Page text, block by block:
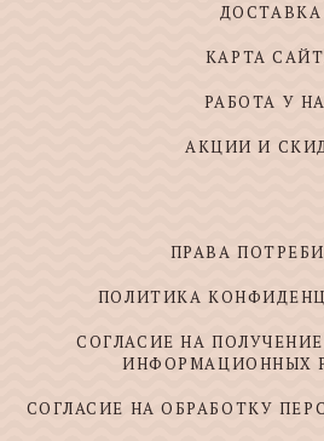
ДОСТАВКА
КАРТА
РАБОТА У
АКЦИИ И
ПРАВА
ПОЛИТИКА
СОГЛАСИЕ НА
ИНФОРМАЦИОННЫХ
СОГЛАСИЕ НА ОБРАБОТКУ